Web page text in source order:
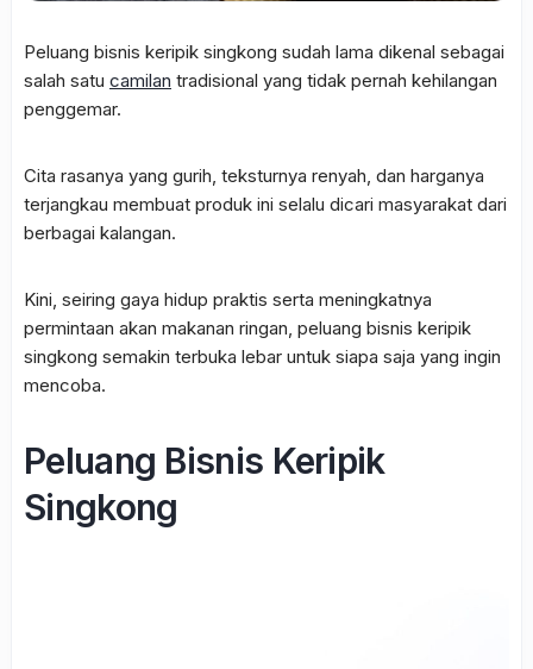
Peluang bisnis keripik singkong sudah lama dikenal sebagai
salah satu camilan tradisional yang tidak pernah kehilangan
penggemar.
Cita rasanya yang gurih, teksturnya renyah, dan harganya
terjangkau membuat produk ini selalu dicari masyarakat dari
berbagai kalangan.
Kini, seiring gaya hidup praktis serta meningkatnya
permintaan akan makanan ringan, peluang bisnis keripik
singkong semakin terbuka lebar untuk siapa saja yang ingin
mencoba.
Peluang Bisnis Keripik
Singkong